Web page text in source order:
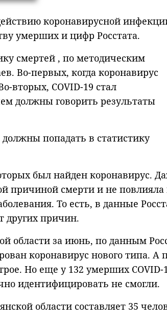
коронавирусной
умерших и цифр Росстата.
смертей , по методическим
Во-первых, когда коронавирус
вторых, COVID-19 стал
должны говорить результаты
попадать в статистику
был найден коронавирус.
причиной смерти и не повлияла
То есть, в данные
других причин.
области за июнь, по данным
коронавирус нового типа. А
Но еще у 132 умерших COVID-
идентифицировать не смогли.
области составляет 35